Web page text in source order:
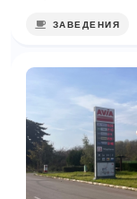
ЗАВЕДЕНИЯ